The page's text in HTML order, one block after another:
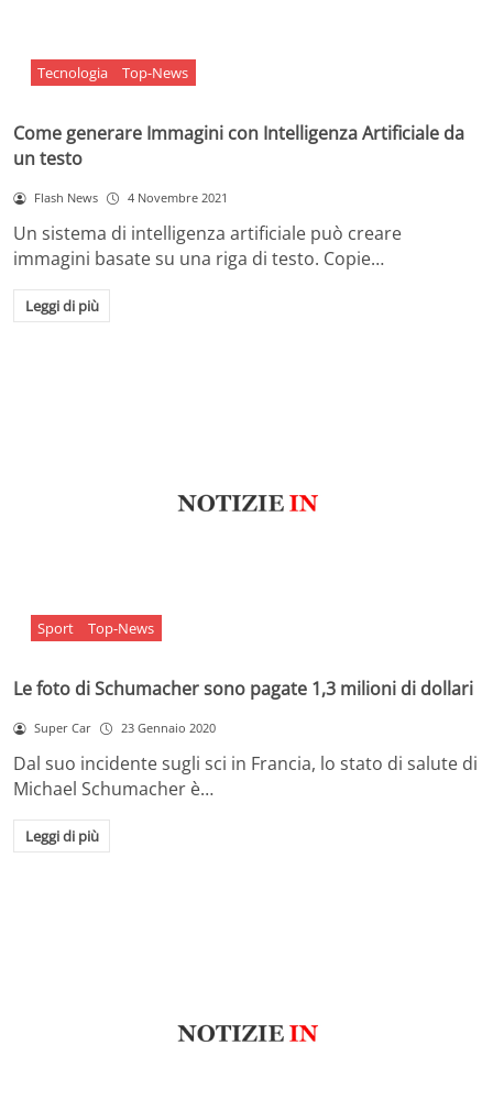
Tecnologia Top-News
Come generare Immagini con Intelligenza Artificiale da
un testo
Flash News 4 Novembre 2021
Un sistema di intelligenza artificiale può creare
immagini basate su una riga di testo. Copie…
Leggi di più
Sport Top-News
Le foto di Schumacher sono pagate 1,3 milioni di dollari
Super Car 23 Gennaio 2020
Dal suo incidente sugli sci in Francia, lo stato di salute di
Michael Schumacher è…
Leggi di più